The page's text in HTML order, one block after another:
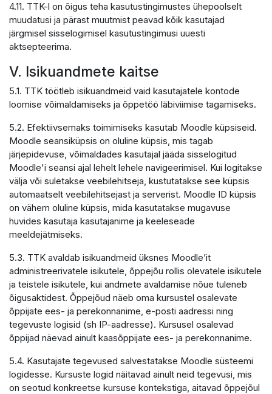
4.11. TTK-l on õigus teha kasutustingimustes ühepoolselt
muudatusi ja pärast muutmist peavad kõik kasutajad
järgmisel sisselogimisel kasutustingimusi uuesti
aktsepteerima.
V. Isikuandmete kaitse
5.1. TTK töötleb isikuandmeid vaid kasutajatele kontode
loomise võimaldamiseks ja õppetöö läbiviimise tagamiseks.
5.2. Efektiivsemaks toimimiseks kasutab Moodle küpsiseid.
Moodle seansiküpsis on oluline küpsis, mis tagab
järjepidevuse, võimaldades kasutajal jääda sisselogitud
Moodle'i seansi ajal lehelt lehele navigeerimisel. Kui logitakse
välja või suletakse veebilehitseja, kustutatakse see küpsis
automaatselt veebilehitsejast ja serverist. Moodle ID küpsis
on vähem oluline küpsis, mida kasutatakse mugavuse
huvides kasutaja kasutajanime ja keeleseade
meeldejätmiseks.
5.3. TTK avaldab isikuandmeid üksnes Moodle’it
administreerivatele isikutele, õppejõu rollis olevatele isikutele
ja teistele isikutele, kui andmete avaldamise nõue tuleneb
õigusaktidest. Õppejõud näeb oma kursustel osalevate
õppijate ees- ja perekonnanime, e-posti aadressi ning
tegevuste logisid (sh IP-aadresse). Kursusel osalevad
õppijad näevad ainult kaasõppijate ees- ja perekonnanime.
5.4. Kasutajate tegevused salvestatakse Moodle süsteemi
logidesse. Kursuste logid näitavad ainult neid tegevusi, mis
on seotud konkreetse kursuse kontekstiga, aitavad õppejõul